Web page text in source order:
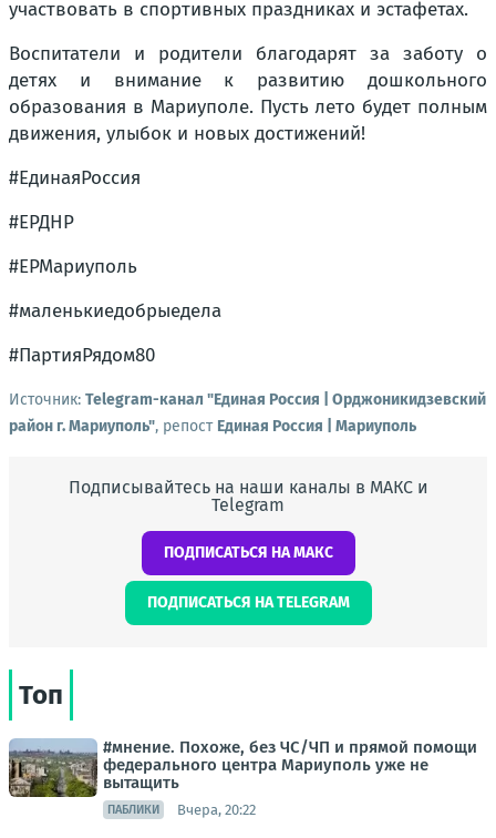
участвовать в спортивных праздниках и эстафетах.
Воспитатели и родители благодарят за заботу о
детях и внимание к развитию дошкольного
образования в Мариуполе. Пусть лето будет полным
движения, улыбок и новых достижений!
#ЕдинаяРоссия
#ЕРДНР
#ЕРМариуполь
#маленькиедобрыедела
#ПартияРядом80
Источник: Telegram-канал "Единая Россия | Орджоникидзевский
район г. Мариуполь", репост Единая Россия | Мариуполь
Подписывайтесь на наши каналы в МАКС и
Telegram
ПОДПИСАТЬСЯ НА МАКС
ПОДПИСАТЬСЯ НА TELEGRAM
Топ
#мнение. Похоже, без ЧС/ЧП и прямой помощи
федерального центра Мариуполь уже не
вытащить
ПАБЛИКИ Вчера, 20:22